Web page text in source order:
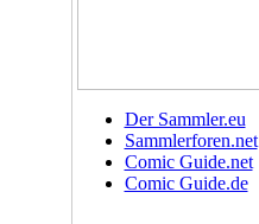
Der Sammler.eu
Sammlerforen.net
Comic Guide.net
Comic Guide.de